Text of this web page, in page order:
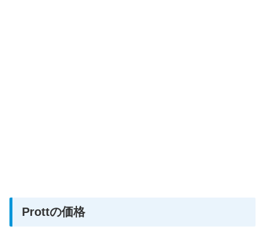
Prottの価格